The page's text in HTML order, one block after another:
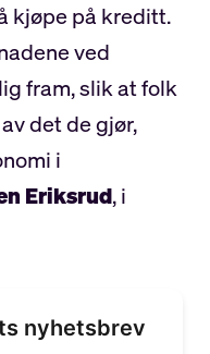
kjøpe på kreditt.
ved
fram, slik at folk
det de gjør,
i
Eriksrud, i
nyhetsbrev